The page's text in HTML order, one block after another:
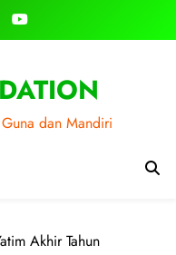
dan Mandiri
Akhir Tahun